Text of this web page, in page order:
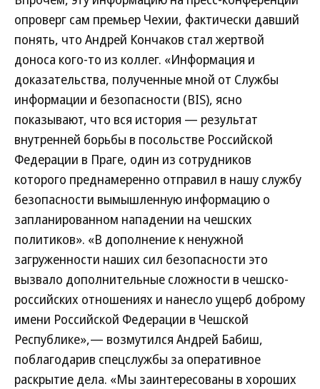
опроверг сам премьер Чехии, фактически давший
понять, что Андрей Кончаков стал жертвой
доноса кого-то из коллег. «Информация и
доказательства, полученные мной от Службы
информации и безопасности (BIS), ясно
показывают, что вся история — результат
внутренней борьбы в посольстве Российской
Федерации в Праге, один из сотрудников
которого преднамеренно отправил в нашу службу
безопасности вымышленную информацию о
запланированном нападении на чешских
политиков». «В дополнение к ненужной
загруженности наших сил безопасности это
вызвало дополнительные сложности в чешско-
российских отношениях и нанесло ущерб доброму
имени Российской Федерации в Чешской
Республике»,— возмутился Андрей Бабиш,
поблагодарив спецслужбы за оперативное
раскрытие дела. «Мы заинтересованы в хороших